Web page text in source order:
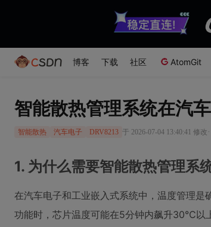
博客 下载 社区 AtomGit
智能散热管理系统在汽
智能散热 汽车电子 DRV8213 于 2026-07-04 13:40:41 修改 ·
1. 为什么需要智能散热管理系
在汽车电子和工业嵌入式系统中，温度管理
功能时，芯片温度可能在5分钟内飙升30℃以